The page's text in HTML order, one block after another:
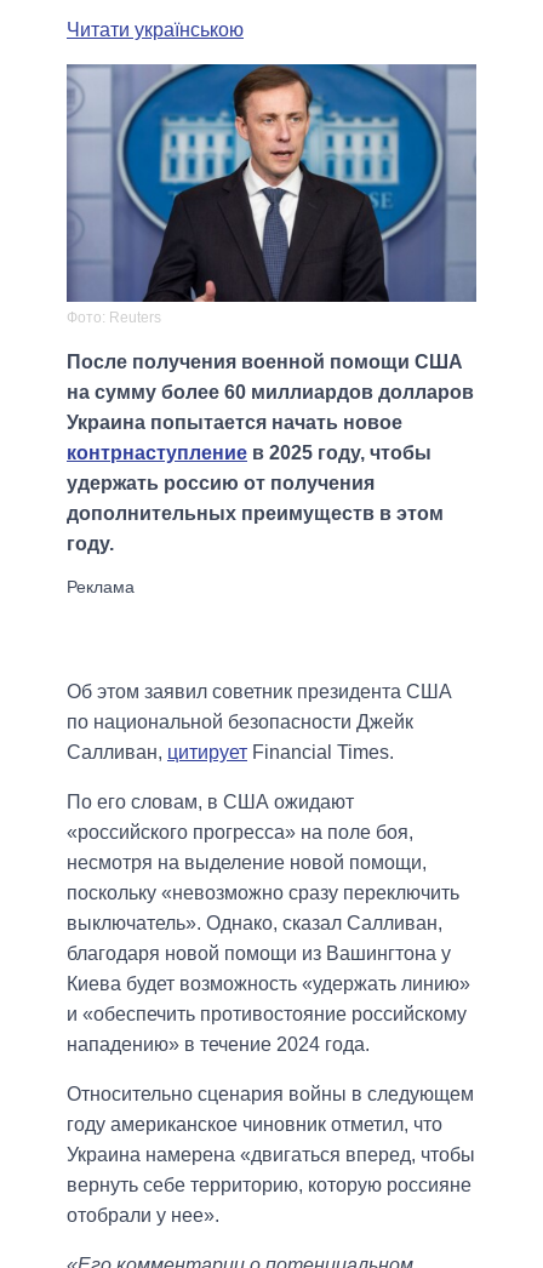
Читати українською
Фото: Reuters
После получения военной помощи США
на сумму более 60 миллиардов долларов
Украина попытается начать новое
контрнаступление в 2025 году, чтобы
удержать россию от получения
дополнительных преимуществ в этом
году.
Об этом заявил советник президента США
по национальной безопасности Джейк
Салливан, цитирует Financial Times.
По его словам, в США ожидают
«российского прогресса» на поле боя,
несмотря на выделение новой помощи,
поскольку «невозможно сразу переключить
выключатель». Однако, сказал Салливан,
благодаря новой помощи из Вашингтона у
Киева будет возможность «удержать линию»
и «обеспечить противостояние российскому
нападению» в течение 2024 года.
Относительно сценария войны в следующем
году американское чиновник отметил, что
Украина намерена «двигаться вперед, чтобы
вернуть себе территорию, которую россияне
отобрали у нее».